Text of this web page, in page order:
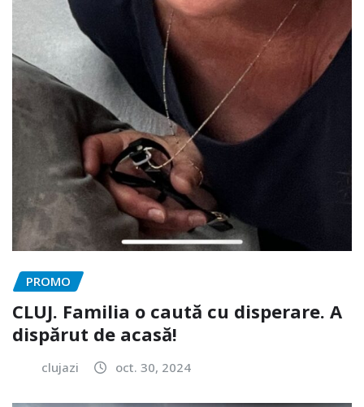
PROMO
CLUJ. Familia o caută cu disperare. A
dispărut de acasă!
clujazi oct. 30, 2024